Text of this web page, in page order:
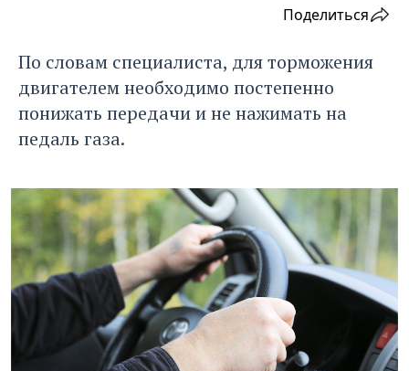
Поделиться
По словам специалиста, для торможения
двигателем необходимо постепенно
понижать передачи и не нажимать на
педаль газа.